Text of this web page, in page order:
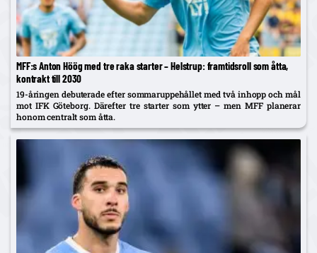
MFF:s Anton Höög med tre raka starter – Helstrup: framtidsroll som åtta,
kontrakt till 2030
19-åringen debuterade efter sommaruppehållet med två inhopp och mål
mot IFK Göteborg. Därefter tre starter som ytter – men MFF planerar
honom centralt som åtta.